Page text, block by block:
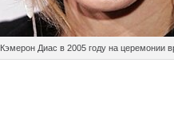
Кэмерон Диас в 2005 году на церемонии